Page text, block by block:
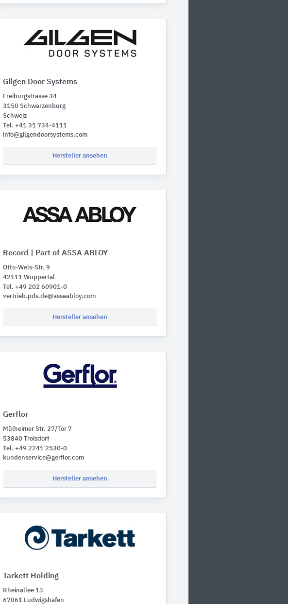
Gilgen Door Systems
Freiburgstrasse 34
3150 Schwarzenburg
Schweiz
Tel. +41 31 734-4111
info@gilgendoorsystems.com
Hersteller ansehen
Record | Part of ASSA ABLOY
Otto-Wels-Str. 9
42111 Wuppertal
Tel. +49 202 60901-0
vertrieb.pds.de@assaabloy.com
Hersteller ansehen
Gerflor
Mülheimer Str. 27/Tor 7
53840 Troisdorf
Tel. +49 2241 2530-0
kundenservice@gerflor.com
Hersteller ansehen
Tarkett Holding
Rheinallee 13
67061 Ludwigshafen